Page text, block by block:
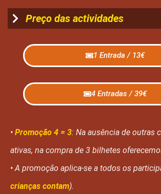
Preço das actividades
1 Entrada / 13€
4 Entradas / 39€
• Promoção 4 = 3: Na ausência de outras
ativas, na compra de 3 bilhetes
• A promoção aplica-se a todos os
crianças contam).